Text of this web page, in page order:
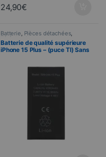
24,90€
Batterie, Pièces détachées,
Téléphonie
Batterie de qualité supérieure
iPhone 15 Plus – (puce TI) Sans